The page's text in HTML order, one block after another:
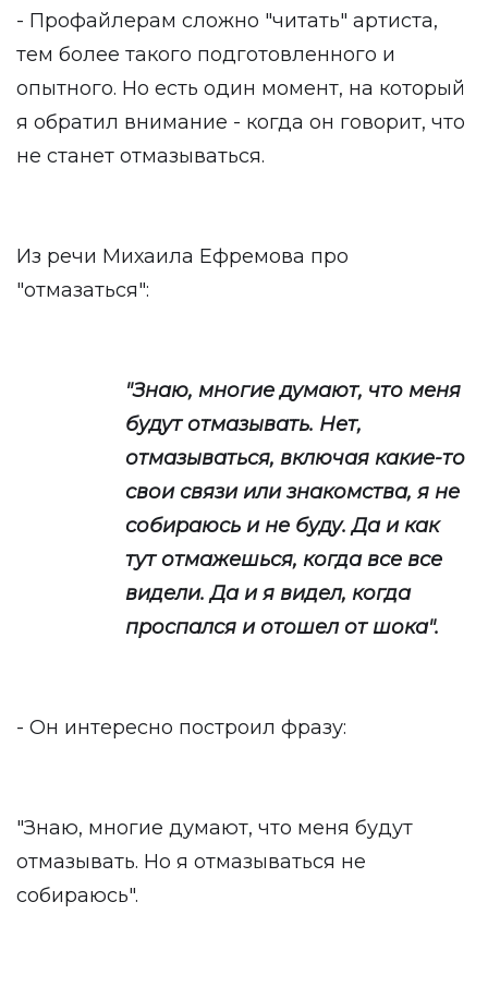
- Профайлерам сложно "читать" артиста,
тем более такого подготовленного и
опытного. Но есть один момент, на который
я обратил внимание - когда он говорит, что
не станет отмазываться.
Из речи Михаила Ефремова про
"отмазаться":
"Знаю, многие думают, что меня
будут отмазывать. Нет,
отмазываться, включая какие-то
свои связи или знакомства, я не
собираюсь и не буду. Да и как
тут отмажешься, когда все все
видели. Да и я видел, когда
проспался и отошел от шока".
- Он интересно построил фразу:
"Знаю, многие думают, что меня будут
отмазывать. Но я отмазываться не
собираюсь".